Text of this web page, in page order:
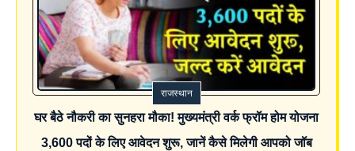
राजस्थान
घर बैठे नौकरी का सुनहरा मौका! मुख्यमंत्री वर्क फ्रॉम होम योजना
3,600 पदों के लिए आवेदन शुरू, जानें कैसे मिलेगी आपको जॉब